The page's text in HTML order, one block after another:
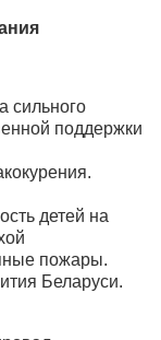
сильного
поддержки
детей на
пожары.
Беларуси.